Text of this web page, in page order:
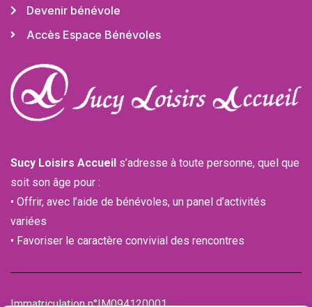
Devenir bénévole
Accès Espace Bénévoles
Sucy Loisirs Accueil s’adresse à toute personne, quel que
soit son âge pour :
• Offrir, avec l’aide de bénévoles, un panel d’activités
variées
• Favoriser le caractère convivial des rencontres
Immatriculation n°IM094120001